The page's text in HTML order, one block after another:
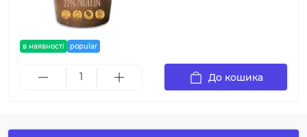
в наявності popular
До кошика